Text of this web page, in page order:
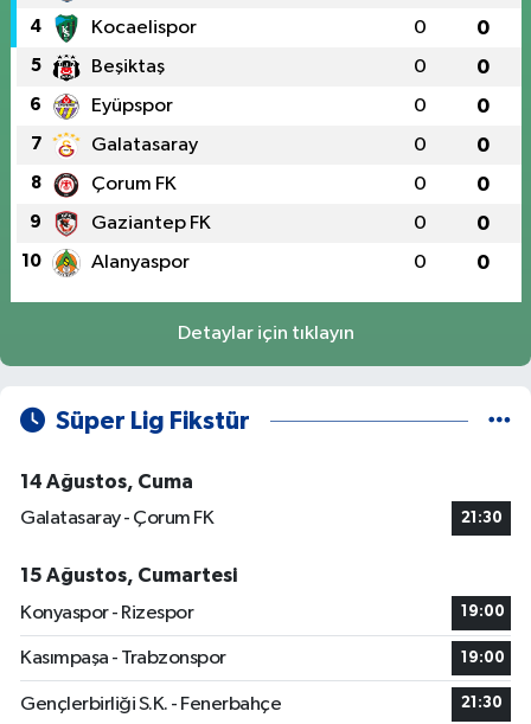
4 Kocaelispor 0 0
5 Beşiktaş 0 0
6 Eyüpspor 0 0
7 Galatasaray 0 0
8 Çorum FK 0 0
9 Gaziantep FK 0 0
10 Alanyaspor 0 0
Detaylar için tıklayın
Süper Lig Fikstür
14 Ağustos, Cuma
Galatasaray - Çorum FK
21:30
15 Ağustos, Cumartesi
Konyaspor - Rizespor
19:00
Kasımpaşa - Trabzonspor 19:00
Gençlerbirliği S.K. - Fenerbahçe 21:30